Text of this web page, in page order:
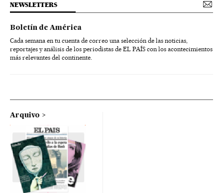
NEWSLETTERS
Boletín de América
Cada semana en tu cuenta de correo una selección de las noticias,
reportajes y análisis de los periodistas de EL PAÍS con los acontecimientos
más relevantes del continente.
Arquivo